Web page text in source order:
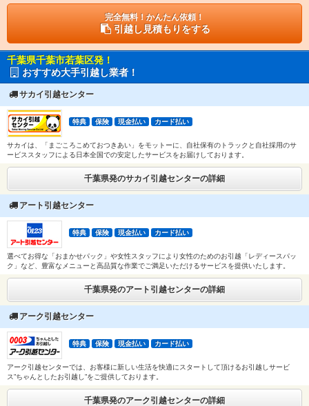
完全無料！かんたん依頼！
引越し見積もりをする
千葉県千葉市若葉区発！
おすすめ大手引越し業者！
サカイ引越センター
特典 保険 現金払い カード払い
サカイは、「まごころこめておつきあい」をモットーに、自社保有のトラックと自社採用のサ
ービススタッフによる日本全国での安定したサービスをお届けしております。
千葉県発のサカイ引越センターの詳細
アート引越センター
特典 保険 現金払い カード払い
選べてお得な「おまかせパック」や女性スタッフにより女性のためのお引越「レディースパッ
ク」など、豊富なメニューと高品質な作業でご満足いただけるサービスを提供いたします。
千葉県発のアート引越センターの詳細
アーク引越センター
特典 保険 現金払い カード払い
アーク引越センターでは、お客様に新しい生活を快適にスタートして頂けるお引越しサービ
ス”ちゃんとしたお引越し”をご提供しております。
千葉県発のアーク引越センターの詳細